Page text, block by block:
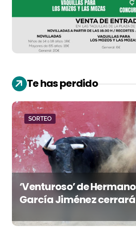
Te has perdido
SORTEO
‘Venturoso’ de
García Jiménez